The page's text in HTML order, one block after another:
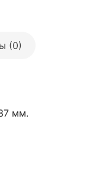
(0)
мм.